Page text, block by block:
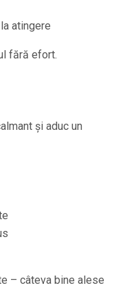
atingere
fără efort.
și aduc un
– câteva bine alese